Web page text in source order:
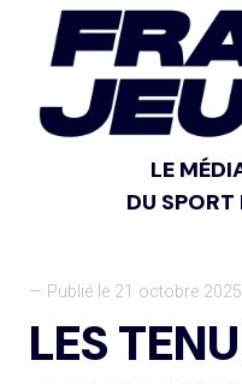
LE
DU
— Publié le 21 octobre 2025
LES